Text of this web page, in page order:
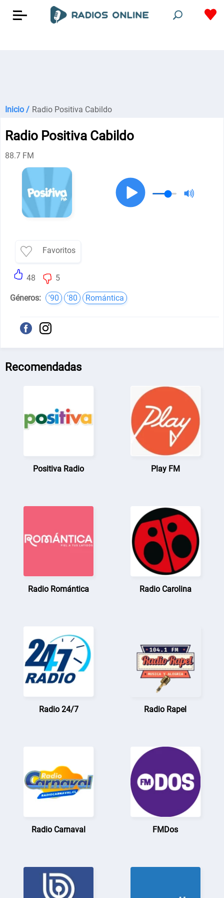
Inicio / Radio Positiva Cabildo
Radio Positiva Cabildo
88.7 FM
Favoritos
48 5
Géneros: '90 '80 Romántica
Recomendadas
Positiva Radio Play FM
Radio Romántica Radio Carolina
Radio 24/7 Radio Rapel
Radio Carnaval FMDos